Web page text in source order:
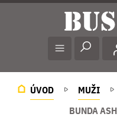
ÚVOD MUŽI
BUNDA